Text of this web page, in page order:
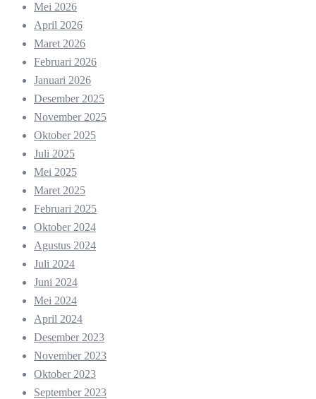
Mei 2026
April 2026
Maret 2026
Februari 2026
Januari 2026
Desember 2025
November 2025
Oktober 2025
Juli 2025
Mei 2025
Maret 2025
Februari 2025
Oktober 2024
Agustus 2024
Juli 2024
Juni 2024
Mei 2024
April 2024
Desember 2023
November 2023
Oktober 2023
September 2023